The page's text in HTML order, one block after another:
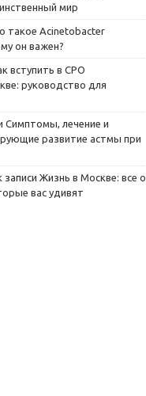
мир
такое Acinetobacter
он важен?
вступить в СРО
руководство для
Симптомы, лечение и
развитие астмы при
записи Жизнь в Москве: все о
вас удивят